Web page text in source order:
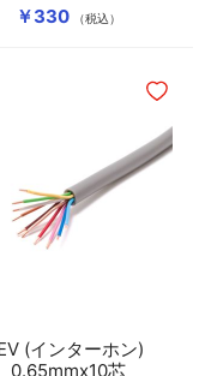
￥330 （税込）
に追加
(インターホン)
0.65mmx10芯
ほしい